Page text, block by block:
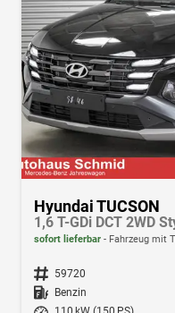
Hyundai TUCSON
1,6 T-GDi DCT 2WD
sofort lieferbar Fahrzeug mit
Fahrzeugnr. 59720
Kraftstoff Benzin